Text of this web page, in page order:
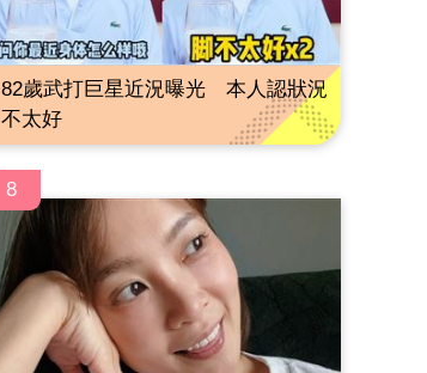
82歲武打巨星近況曝光 本人認狀況
不太好
8